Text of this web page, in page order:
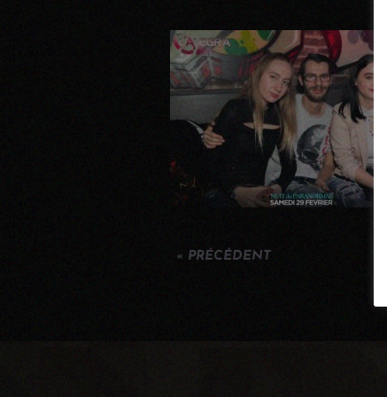
« PRÉCÉDENT